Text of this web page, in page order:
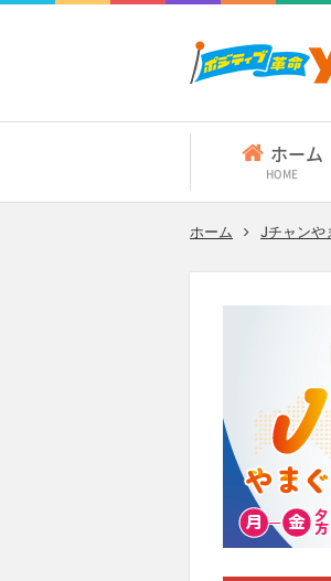
ホーム
HOME
ホーム Jチャンや